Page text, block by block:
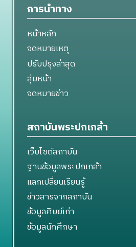
การนำทาง
หน้าหลัก
จดหมายเหตุ
ปรับปรุงล่าสุด
สุ่มหน้า
จดหมายข่าว
สถาบันพระปกเกล้า
เว็บไซต์สถาบัน
ฐานข้อมูลพระปกเกล้า
แลกเปลี่ยนเรียนรู้
ข่าวสารจากสถาบัน
ข้อมูลศิษย์เก่า
ข้อมูลนักศึกษา